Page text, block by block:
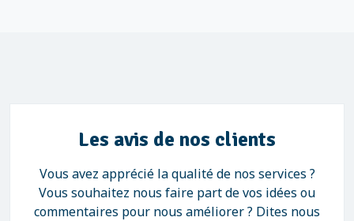
Les avis de nos clients
Vous avez apprécié la qualité de nos services ?
Vous souhaitez nous faire part de vos idées ou
commentaires pour nous améliorer ? Dites nous